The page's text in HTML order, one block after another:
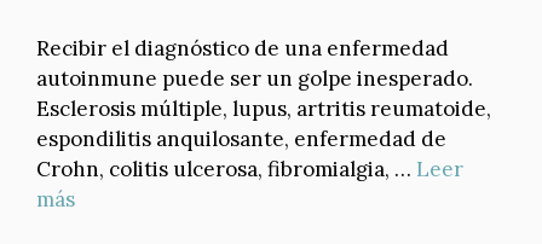
Recibir el diagnóstico de una enfermedad
autoinmune puede ser un golpe inesperado.
Esclerosis múltiple, lupus, artritis reumatoide,
espondilitis anquilosante, enfermedad de
Crohn, colitis ulcerosa, fibromialgia, … Leer
más